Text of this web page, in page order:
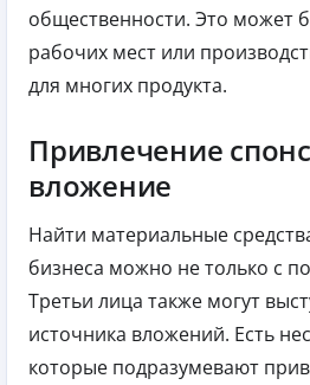
общественности. Это может
рабочих мест или
для многих продукта.
Привлечение
вложение
Найти материальные
бизнеса можно не только с
Третьи лица также могут
источника вложений. Есть
которые подразумевают